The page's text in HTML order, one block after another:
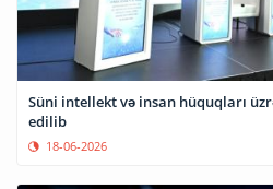
Süni intellekt və insan hüquqları
edilib
18-06-2026